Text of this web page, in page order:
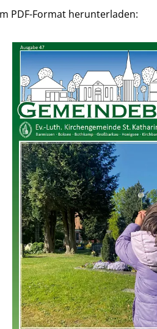
PDF-Format herunterladen: